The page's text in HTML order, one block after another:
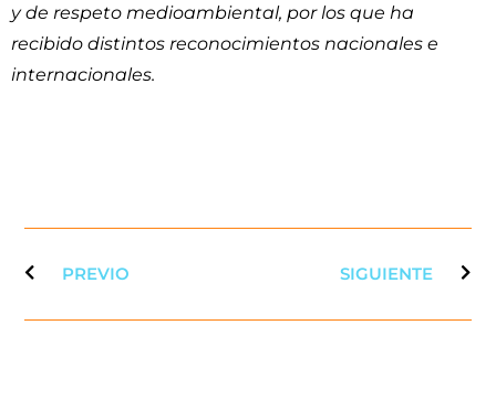
y de respeto medioambiental, por los que ha
recibido distintos reconocimientos nacionales e
internacionales.
PREVIO SIGUIENTE